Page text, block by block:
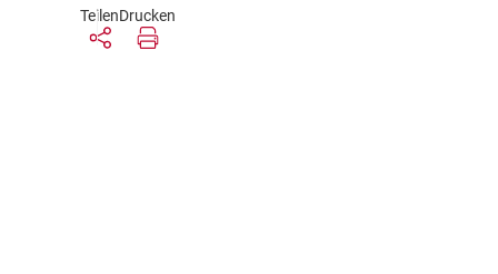
TeilenDrucken